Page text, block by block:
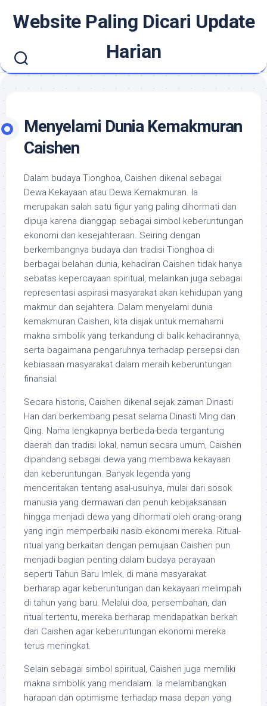
Website Paling Dicari Update
Harian
Menyelami Dunia Kemakmuran
Caishen
Dalam budaya Tionghoa, Caishen dikenal sebagai
Dewa Kekayaan atau Dewa Kemakmuran. Ia
merupakan salah satu figur yang paling dihormati dan
dipuja karena dianggap sebagai simbol keberuntungan
ekonomi dan kesejahteraan. Seiring dengan
berkembangnya budaya dan tradisi Tionghoa di
berbagai belahan dunia, kehadiran Caishen tidak hanya
sebatas kepercayaan spiritual, melainkan juga sebagai
representasi aspirasi masyarakat akan kehidupan yang
makmur dan sejahtera. Dalam menyelami dunia
kemakmuran Caishen, kita diajak untuk memahami
makna simbolik yang terkandung di balik kehadirannya,
serta bagaimana pengaruhnya terhadap persepsi dan
kebiasaan masyarakat dalam meraih keberuntungan
finansial.
Secara historis, Caishen dikenal sejak zaman Dinasti
Han dan berkembang pesat selama Dinasti Ming dan
Qing. Nama lengkapnya berbeda-beda tergantung
daerah dan tradisi lokal, namun secara umum, Caishen
dipandang sebagai dewa yang membawa kekayaan
dan keberuntungan. Banyak legenda yang
menceritakan tentang asal-usulnya, mulai dari sosok
manusia yang dermawan dan penuh kebijaksanaan
hingga menjadi dewa yang dihormati oleh orang-orang
yang ingin memperbaiki nasib ekonomi mereka. Ritual-
ritual yang berkaitan dengan pemujaan Caishen pun
menjadi bagian penting dalam budaya perayaan
seperti Tahun Baru Imlek, di mana masyarakat
berharap agar keberuntungan dan kekayaan melimpah
di tahun yang baru. Melalui doa, persembahan, dan
ritual tertentu, mereka berharap mendapatkan berkah
dari Caishen agar keberuntungan ekonomi mereka
terus meningkat.
Selain sebagai simbol spiritual, Caishen juga memiliki
makna simbolik yang mendalam. Ia melambangkan
harapan dan optimisme terhadap masa depan yang